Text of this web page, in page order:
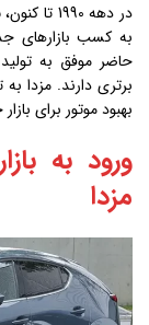
در دهه 1990 تا کنون،
به کسب بازار‌های
حاضر موفق به
بهبود موتور برای
ورود به
مزدا